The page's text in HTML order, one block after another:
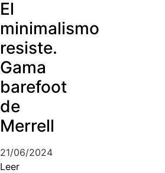
El
minimalismo
resiste.
Gama
barefoot
de
Merrell
21/06/2024
Leer